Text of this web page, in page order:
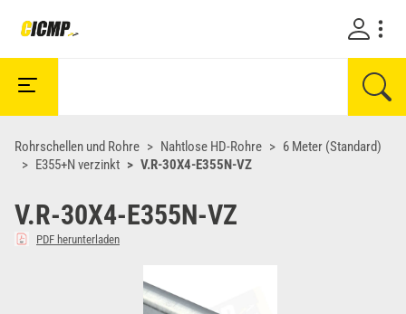
Rohrschellen und Rohre Nahtlose HD-Rohre
6 Meter (Standard)
E355+N verzinkt
V.R-30X4-E355N-VZ
V.R-30X4-E355N-VZ
PDF herunterladen